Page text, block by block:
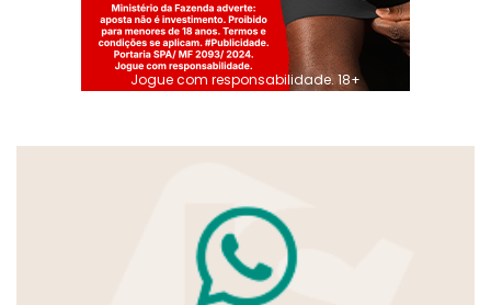
Jogue com responsabilidade. 18+